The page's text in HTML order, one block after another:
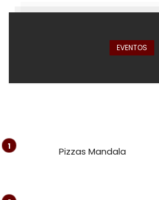
EVENTOS
Pizzas Mandala